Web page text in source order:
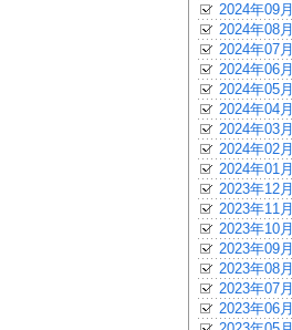
2024年09月
2024年08月
2024年07月
2024年06月
2024年05月
2024年04月
2024年03月
2024年02月
2024年01月
2023年12月
2023年11月
2023年10月
2023年09月
2023年08月
2023年07月
2023年06月